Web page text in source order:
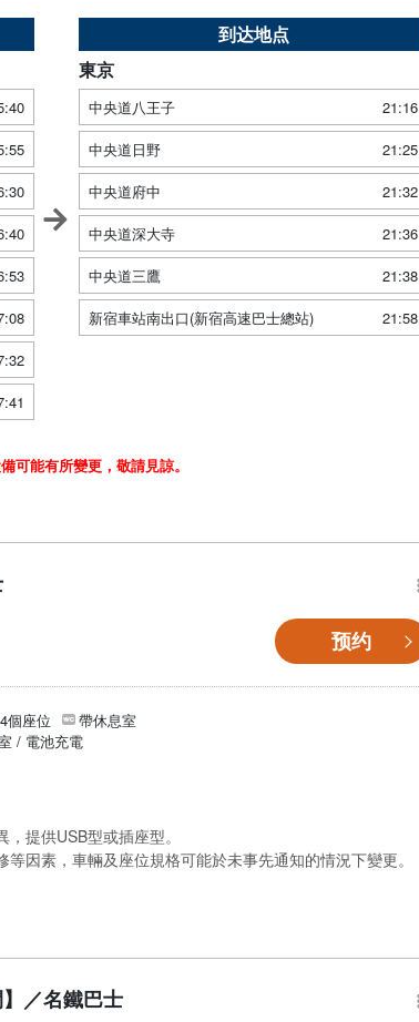
到达地点
東京
中央道八王子
21:16
中央道日野
21:25
中央道府中
21:32
中央道深大寺
21:36
中央道三鷹
21:38
新宿車站南出口(新宿高速巴士總站)
21:58
可能有所變更，敬請見諒。
预约
個座位
帶休息室
/ 電池充電
，提供USB型或插座型。
等因素，車輛及座位規格可能於未事先通知的情況下變更。
／名鐵巴士